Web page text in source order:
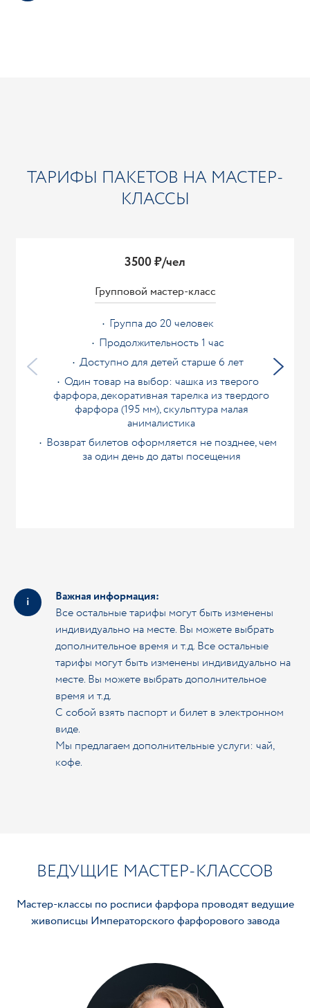
ТАРИФЫ ПАКЕТОВ НА МАСТЕР-
КЛАССЫ
3500 ₽/чел
Групповой мастер-класс
Группа до 20 человек
Продолжительность 1 час
Доступно для детей старше 6 лет
Один товар на выбор: чашка из тверого
фарфора, декоративная тарелка из твердого
фарфора (195 мм), скульптура малая
анималистика
Возврат билетов оформляется не позднее, чем
за один день до даты посещения
Важная информация:
Все остальные тарифы могут быть изменены
индивидуально на месте. Вы можете выбрать
дополнительное время и т.д. Все остальные
тарифы могут быть изменены индивидуально на
месте. Вы можете выбрать дополнительное
время и т.д.
С собой взять паспорт и билет в электронном
виде.
Мы предлагаем дополнительные услуги: чай,
кофе.
ВЕДУЩИЕ МАСТЕР-КЛАССОВ
Мастер-классы по росписи фарфора проводят ведущие
живописцы Императорского фарфорового завода